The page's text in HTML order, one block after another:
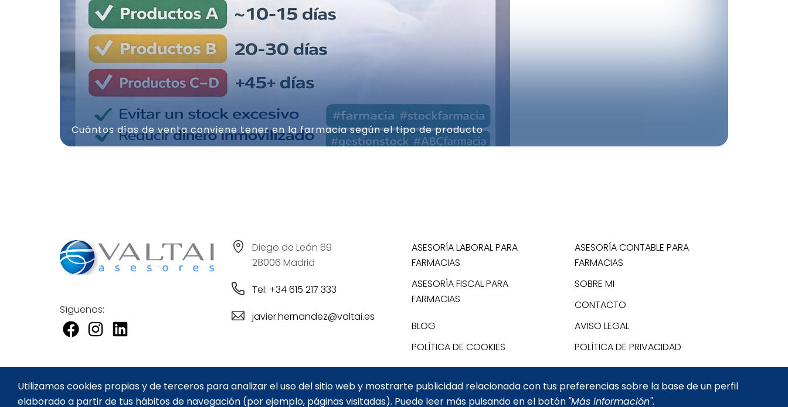
Cuántos días de venta conviene tener en la farmacia según el tipo de producto
Síguenos:
Diego de León 69
28006 Madrid
Tel: +34 615 217 333
javier.hernandez@valtai.es
ASESORÍA LABORAL PARA
FARMACIAS
ASESORÍA CONTABLE PARA
FARMACIAS
ASESORÍA FISCAL PARA
FARMACIAS
SOBRE MI
CONTACTO
BLOG
AVISO LEGAL
POLÍTICA DE COOKIES
POLÍTICA DE PRIVACIDAD
Utilizamos cookies propias y de terceros para analizar el uso del sitio web y mostrarte publicidad relacionada con tus preferencias sobre la base de un perfil
elaborado a partir de tus hábitos de navegación (por ejemplo, páginas visitadas). Puede leer más pulsando en el botón "Más información".